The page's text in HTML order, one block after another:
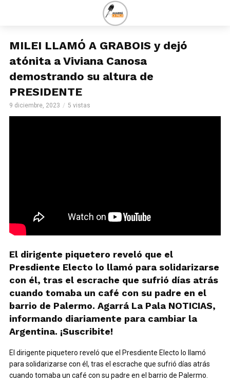
MILEI LLAMÓ A GRABOIS y dejó
atónita a Viviana Canosa
demostrando su altura de
PRESIDENTE
9 diciembre, 2023 5 vistas
El dirigente piquetero reveló que el
Presdiente Electo lo llamó para solidarizarse
con él, tras el escrache que sufrió días atrás
cuando tomaba un café con su padre en el
barrio de Palermo. Agarrá La Pala NOTICIAS,
informando diariamente para cambiar la
Argentina. ¡Suscribite!
El dirigente piquetero reveló que el Presdiente Electo lo llamó
para solidarizarse con él, tras el escrache que sufrió días atrás
cuando tomaba un café con su padre en el barrio de Palermo.